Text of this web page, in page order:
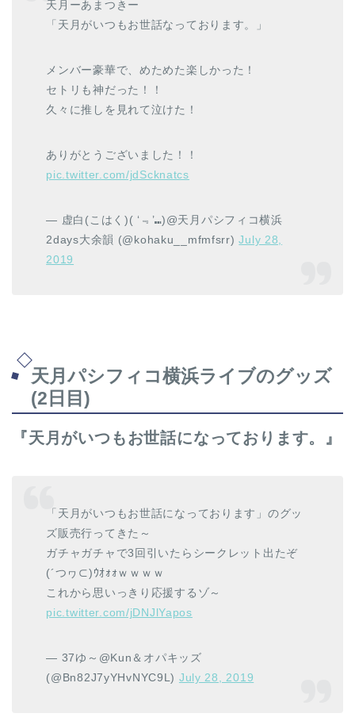
天月ーあまつきー
「天月がいつもお世話なっております。」
メンバー豪華で、めためた楽しかった！
セトリも神だった！！
久々に推しを見れて泣けた！
ありがとうございました！！
pic.twitter.com/jdScknatcs
— 虚白(こはく)( ‘﹃’⑉)@天月パシフィコ横浜
2days大余韻 (@kohaku__mfmfsrr)July 28,
2019
天月パシフィコ横浜ライブのグッズ
(2日目)
『天月がいつもお世話になっております。』
「天月がいつもお世話になっております」のグッ
ズ販売行ってきた～
ガチャガチャで3回引いたらシークレット出たぞ
(´つヮ⊂)ｳｵｫｫｗｗｗｗ
これから思いっきり応援するゾ～
pic.twitter.com/jDNJlYapos
— 37ゆ～@Kun＆オパキッズ
(@Bn82J7yYHvNYC9L) July 28, 2019